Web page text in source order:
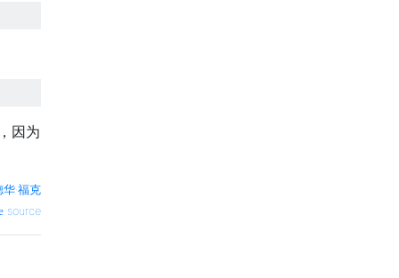
因为
·福克
source